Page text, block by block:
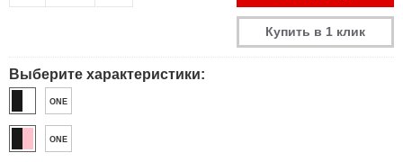
Купить в 1 клик
Выберите характеристики:
ONE
ONE